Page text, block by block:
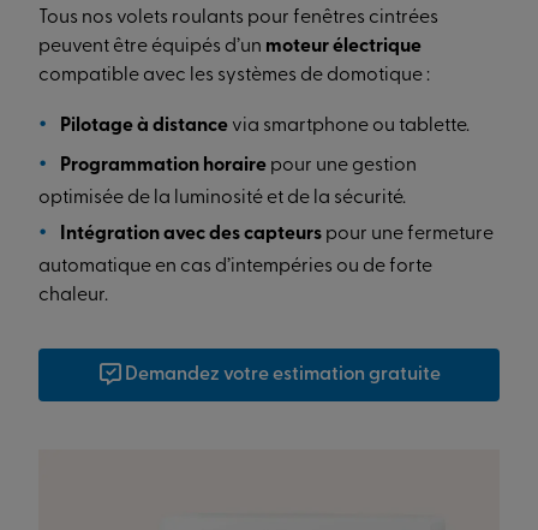
Tous nos volets roulants pour fenêtres cintrées
peuvent être équipés d’un moteur électrique
compatible avec les systèmes de domotique :
Pilotage à distance via smartphone ou tablette.
Programmation horaire pour une gestion
optimisée de la luminosité et de la sécurité.
Intégration avec des capteurs pour une fermeture
automatique en cas d’intempéries ou de forte
chaleur.
Demandez votre estimation gratuite